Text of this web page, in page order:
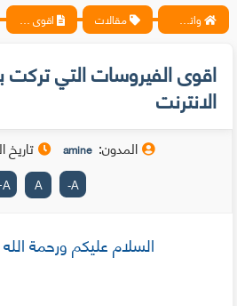
واتس آب ، فيسبوك ، أنترنت ، شروحات تقنية حصرية - المحترف مقالات اقوى الفيروسات التي تركت بصمتها على الانترنت
اقوى الفيروسات التي
الانترنت
المدون: amine تاريخ
A
-
A
A